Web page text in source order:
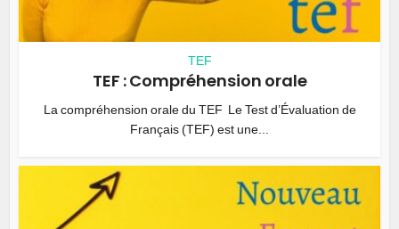
TEF
TEF : Compréhension orale
La compréhension orale du TEF Le Test d’Évaluation de
Français (TEF) est une...